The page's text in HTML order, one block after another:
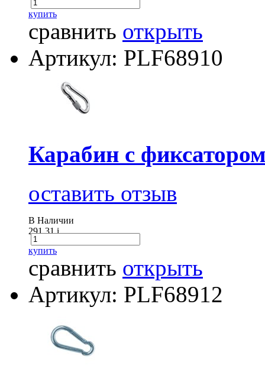
купить
сравнить открыть
Артикул: PLF68910
Карабин с
оставить отзыв
В Наличии
291.31i
купить
сравнить открыть
Артикул: PLF68912